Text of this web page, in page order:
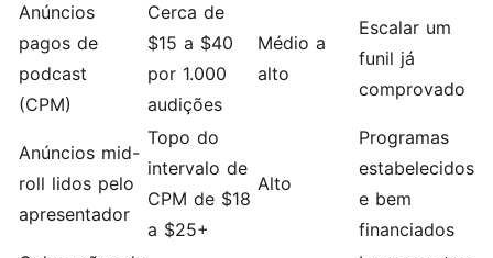
Anúncios
pagos de
podcast
(CPM)
Cerca de
$15 a $40
por 1.000
audições
Médio a
alto
Escalar um
funil já
comprovado
Anúncios mid-
roll lidos pelo
apresentador
Topo do
intervalo de
CPM de $18
a $25+
Alto
Programas
estabelecidos
e bem
financiados